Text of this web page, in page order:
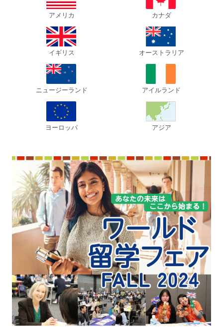
アメリカ カナダ
イギリス オーストラリア
ニュージーランド アイルランド
ヨーロッパ アジア